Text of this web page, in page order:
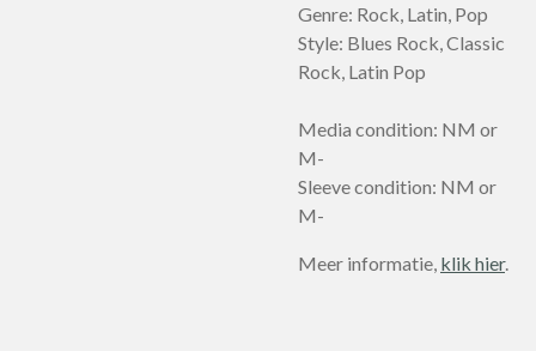
Genre: Rock, Latin, Pop
Style: Blues Rock, Classic
Rock, Latin Pop
Media condition: NM or
M-
Sleeve condition: NM or
M-
Meer informatie, klik hier.